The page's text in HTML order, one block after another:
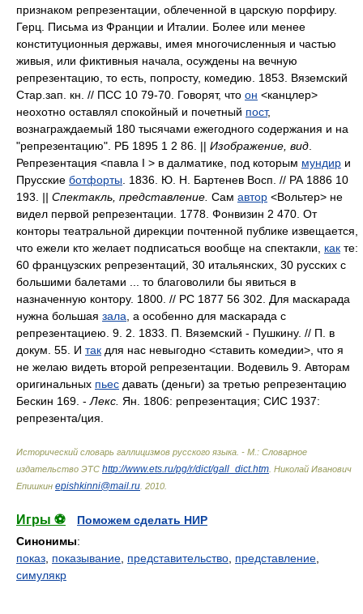
признаком репрезентации, облеченной в царскую порфиру.
Герц. Письма из Франции и Италии. Более или менее
конституционныя державы, имея многочисленныя и частью
живыя, или фиктивныя начала, осуждены на вечную
репрезентацию, то есть, попросту, комедию. 1853. Вяземский
Стар.зап. кн. // ПСС 10 79-70. Говорят, что он <канцлер>
неохотно оставлял спокойный и почетный пост,
вознаграждаемый 180 тысячами ежегодного содержания и на
"репрезентацию". РБ 1895 1 2 86. || Изображение, вид
Репрезентация <павла I > в далматике, под которым мундир и
Прусские ботфорты . 1836. Ю. Н. Бартенев Восп. // РА 1886 10
193. || Спектакль, представление. Сам автор <Вольтер> не
видел первой репрезентации. 1778. Фонвизин 2 470. От
конторы театральной дирекции почтенной публике извещается,
что ежели кто желает подписаться вообще на спектакли, как те:
60 французских репрезентаций, 30 итальянских, 30 русских с
большими балетами ... то благоволили бы явиться в
назначенную контору. 1800. // РС 1877 56 302. Для маскарада
нужна большая зала , а особенно для маскарада с
репрезентациею. 9. 2. 1833. П. Вяземский - Пушкину. // П. в
докум. 55. И так для нас невыгодно <ставить комедии>, что я
не желаю видеть второй репрезентации. Водевиль 9. Авторам
оригинальных пьес давать (деньги) за третью репрезентацию
Бескин 169. - Лекс. Ян. 1806: репрезентация; СИС 1937:
репрезента/ция.
Исторический словарь галлицизмов русского языка. - М.: Словарное
издательство ЭТС http://www.ets.ru/pg/r/dict/gall_dict.htm Николай Иванович
Епишкин epishkinni@mail.ru 2010
Игры ⚽
Поможем сделать НИР
Синонимы:
показ показывание представительство представление
симулякр